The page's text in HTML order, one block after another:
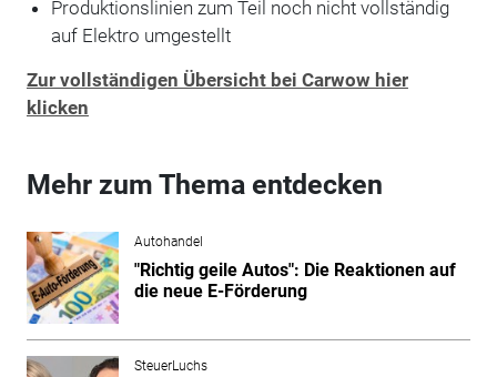
Produktionslinien zum Teil noch nicht vollständig
auf Elektro umgestellt
Zur vollständigen Übersicht bei Carwow hier
klicken
Mehr zum Thema entdecken
Autohandel
"Richtig geile Autos": Die Reaktionen auf
die neue E-Förderung
SteuerLuchs